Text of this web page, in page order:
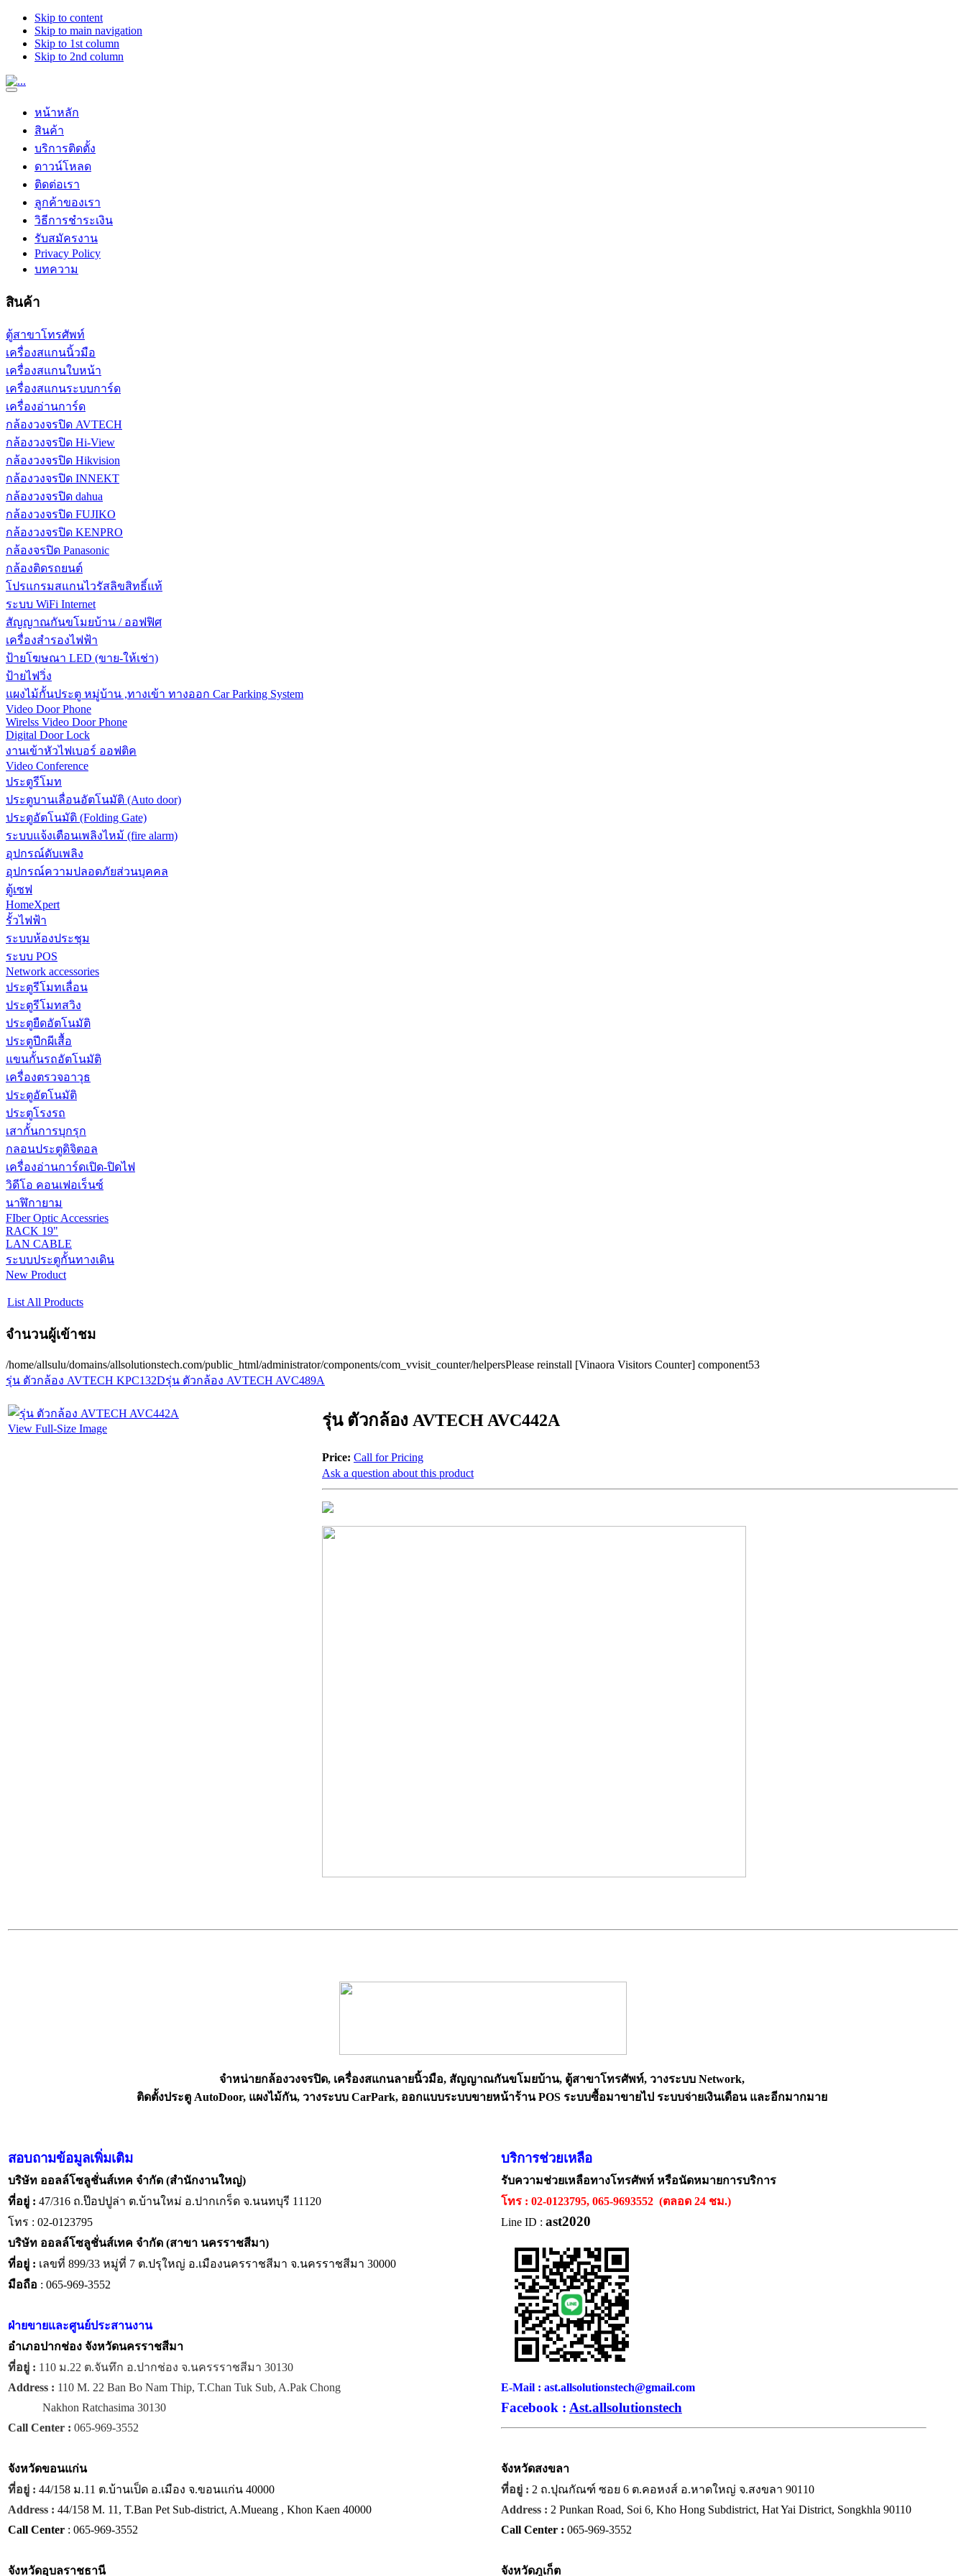
Skip to content
Skip to main navigation
Skip to 1st column
Skip to 2nd column
หน้าหลัก
สินค้า
บริการติดตั้ง
ดาวน์โหลด
ติดต่อเรา
ลูกค้าของเรา
วิธีการชำระเงิน
รับสมัครงาน
Privacy Policy
บทความ
สินค้า
ตู้สาขาโทรศัพท์
เครื่องสแกนนิ้วมือ
เครื่องสแกนใบหน้า
เครื่องสแกนระบบการ์ด
เครื่องอ่านการ์ด
กล้องวงจรปิด AVTECH
กล้องวงจรปิด Hi-View
กล้องวงจรปิด Hikvision
กล้องวงจรปิด INNEKT
กล้องวงจรปิด dahua
กล้องวงจรปิด FUJIKO
กล้องวงจรปิด KENPRO
กล้องจรปิด Panasonic
กล้องติดรถยนต์
โปรแกรมสแกนไวรัสลิขสิทธิ์แท้
ระบบ WiFi Internet
สัญญาณกันขโมยบ้าน / ออฟฟิศ
เครื่องสำรองไฟฟ้า
ป้ายโฆษณา LED (ขาย-ให้เช่า)
ป้ายไฟวิ่ง
แผงไม้กั้นประตู หมู่บ้าน ,ทางเข้า ทางออก Car Parking System
Video Door Phone
Wirelss Video Door Phone
Digital Door Lock
งานเข้าหัวไฟเบอร์ ออฟติค
Video Conference
ประตูรีโมท
ประตูบานเลื่อนอัตโนมัติ (Auto door)
ประตูอัตโนมัติ (Folding Gate)
ระบบแจ้งเตือนเพลิงไหม้ (fire alarm)
อุปกรณ์ดับเพลิง
อุปกรณ์ความปลอดภัยส่วนบุคคล
ตู้เซฟ
HomeXpert
รั้วไฟฟ้า
ระบบห้องประชุม
ระบบ POS
Network accessories
ประตูรีโมทเลื่อน
ประตูรีโมทสวิง
ประตูยืดอัตโนมัติ
ประตูปีกผีเสื้อ
แขนกั้นรถอัตโนมัติ
เครื่องตรวจอาวุธ
ประตูอัตโนมัติ
ประตูโรงรถ
เสากั้นการบุกรุก
กลอนประตูดิจิตอล
เครื่องอ่านการ์ดเปิด-ปิดไฟ
วิดีโอ คอนเฟอเร็นซ์
นาฬิกายาม
FIber Optic Accessries
RACK 19"
LAN CABLE
ระบบประตูกั้นทางเดิน
New Product
List All Products
จำนวนผู้เข้าชม
/home/allsulu/domains/allsolutionstech.com/public_html/administrator/components/com_vvisit_counter/helpersPlease reinstall [Vinaora Visitors Counter] component53
รุ่น ตัวกล้อง AVTECH KPC132Dรุ่น ตัวกล้อง AVTECH AVC489A
View Full-Size Image รุ่น ตัวกล้อง AVTECH AVC442A
Price: Call for Pricing
Ask a question about this product
จำหน่ายกล้องวงจรปิด, เครื่องสแกนลายนิ้วมือ, สัญญาณกันขโมยบ้าน, ตู้สาขาโทรศัพท์, วางระบบ Network,
ติดตั้งประตู AutoDoor, แผงไม้กัน, วางระบบ CarPark, ออกแบบระบบขายหน้าร้าน POS ระบบซื้อมาขายไป ระบบจ่ายเงินเดือน และอีกมากมาย
สอบถามข้อมูลเพิ่มเติม บริการช่วยเหลือ
บริษัท ออลล์โซลูชั่นส์เทค จำกัด (สำนักงานใหญ่)
รับความช่วยเหลือทางโทรศัพท์ หรือนัดหมายการบริการ
ที่อยู่ : 47/316 ถ.ป๊อปปูล่า ต.บ้านใหม่ อ.ปากเกร็ด จ.นนทบุรี 11120
โทร : 02-0123795, 065-9693552 (ตลอด 24 ชม.)
โทร : 02-0123795
Line ID : ast2020
บริษัท ออลล์โซลูชั่นส์เทค จำกัด (สาขา นครราชสีมา)
ที่อยู่ : เลขที่ 899/33 หมู่ที่ 7 ต.ปรุใหญ่ อ.เมืองนครราชสีมา จ.นครราชสีมา 30000
มือถือ : 065-969-3552
ฝ่ายขายและศูนย์ประสานงาน
อำเภอปากช่อง จังหวัดนครราชสีมา
ที่อยู่ : 110 ม.22 ต.จันทึก อ.ปากช่อง จ.นครรราชสีมา 30130
Address : 110 M. 22 Ban Bo Nam Thip, T.Chan Tuk Sub, A.Pak Chong
E-Mail : ast.allsolutionstech@gmail.com
Nakhon Ratchasima 30130
Facebook : Ast.allsolutionstech
Call Center : 065-969-3552
จังหวัดขอนแก่น จังหวัดสงขลา
ที่อยู่ : 44/158 ม.11 ต.บ้านเป็ด อ.เมือง จ.ขอนแก่น 40000 ที่อยู่ : 2 ถ.ปุณกัณฑ์ ซอย 6 ต.คอหงส์ อ.หาดใหญ่ จ.สงขลา 90110
Address : 44/158 M. 11, T.Ban Pet Sub-district, A.Mueang , Khon Kaen 40000 Address : 2 Punkan Road, Soi 6, Kho Hong Subdistrict, Hat Yai District, Songkhla 90110
Call Center : 065-969-3552 Call Center : 065-969-3552
จังหวัดอุบลราชธานี จังหวัดภูเก็ต